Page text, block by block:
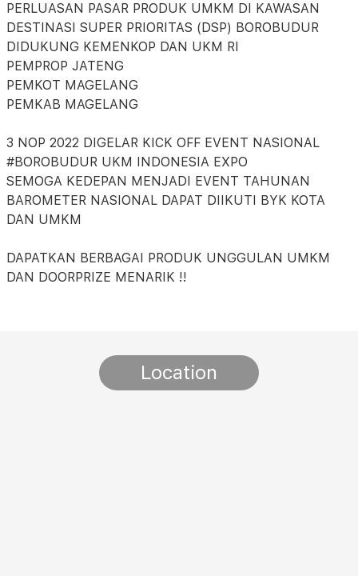
PERLUASAN PASAR PRODUK UMKM DI KAWASAN
DESTINASI SUPER PRIORITAS (DSP) BOROBUDUR
DIDUKUNG KEMENKOP DAN UKM RI
PEMPROP JATENG
PEMKOT MAGELANG
PEMKAB MAGELANG
3 NOP 2022 DIGELAR KICK OFF EVENT NASIONAL
#BOROBUDUR UKM INDONESIA EXPO
SEMOGA KEDEPAN MENJADI EVENT TAHUNAN
BAROMETER NASIONAL DAPAT DIIKUTI BYK KOTA
DAN UMKM
DAPATKAN BERBAGAI PRODUK UNGGULAN UMKM
DAN DOORPRIZE MENARIK !!
Location